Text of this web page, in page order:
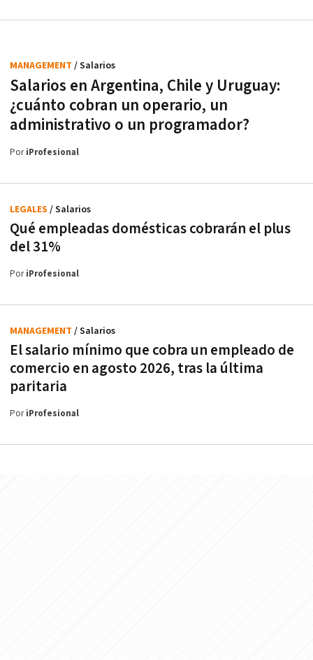
Salarios en Argentina, Chile y Uruguay:
¿cuánto cobran un operario, un
administrativo o un programador?
MANAGEMENT / Salarios
PoriProfesional
Qué empleadas domésticas cobrarán el plus
del 31%
LEGALES / Salarios
PoriProfesional
El salario mínimo que cobra un empleado de
comercio en agosto 2026, tras la última
paritaria
MANAGEMENT / Salarios
PoriProfesional